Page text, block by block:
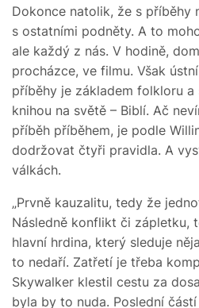
Dokonce natolik, že s příběhy
s ostatními podněty. A to
ale každý z nás. V hodině,
procházce, ve filmu. Však
příběhy je základem folkloru
knihou na světě – Biblí. Ač
příběh příběhem, je podle
dodržovat čtyři pravidla. A
válkách.
„Prvně kauzalitu, tedy že
Následně konflikt či zápletku,
hlavní hrdina, který sleduje
to nedaří. Zatřetí je třeba
Skywalker klestil cestu za
byla by to nuda. Poslední